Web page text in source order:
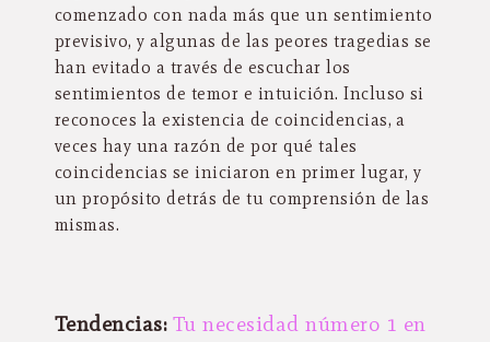
comenzado con nada más que un sentimiento
previsivo, y algunas de las peores tragedias se
han evitado a través de escuchar los
sentimientos de temor e intuición. Incluso si
reconoces la existencia de coincidencias, a
veces hay una razón de por qué tales
coincidencias se iniciaron en primer lugar, y
un propósito detrás de tu comprensión de las
mismas.
Tendencias: Tu necesidad número 1 en